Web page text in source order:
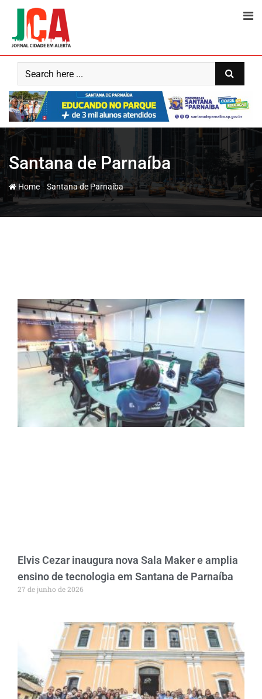
Santana de Parnaíba
Home- Santana de Parnaíba
Elvis Cezar inaugura nova Sala Maker e amplia
ensino de tecnologia em Santana de Parnaíba
27 de junho de 2026